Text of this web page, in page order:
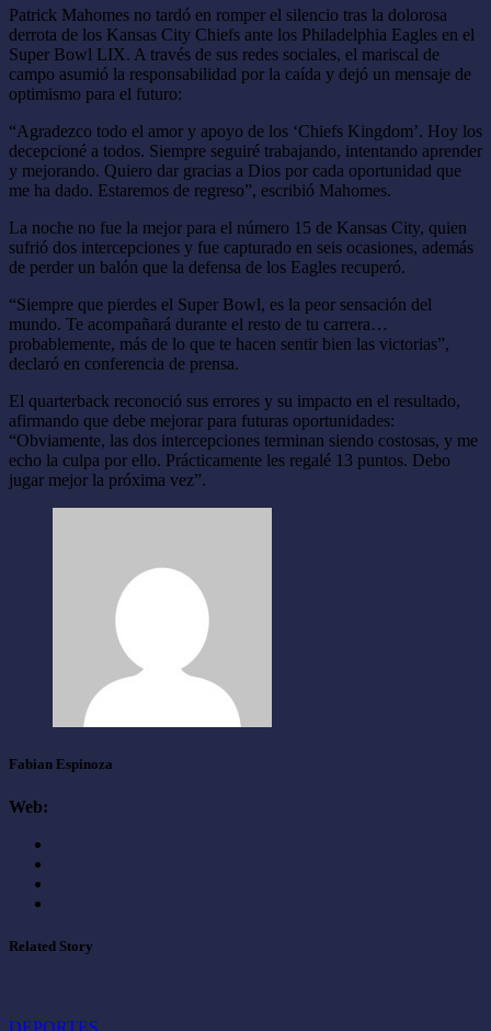
Patrick Mahomes no tardó en romper el silencio tras la dolorosa
derrota de los Kansas City Chiefs ante los Philadelphia Eagles en el
Super Bowl LIX. A través de sus redes sociales, el mariscal de
campo asumió la responsabilidad por la caída y dejó un mensaje de
optimismo para el futuro:
“Agradezco todo el amor y apoyo de los ‘Chiefs Kingdom’. Hoy los
decepcioné a todos. Siempre seguiré trabajando, intentando aprender
y mejorando. Quiero dar gracias a Dios por cada oportunidad que
me ha dado. Estaremos de regreso”, escribió Mahomes.
La noche no fue la mejor para el número 15 de Kansas City, quien
sufrió dos intercepciones y fue capturado en seis ocasiones, además
de perder un balón que la defensa de los Eagles recuperó.
“Siempre que pierdes el Super Bowl, es la peor sensación del
mundo. Te acompañará durante el resto de tu carrera…
probablemente, más de lo que te hacen sentir bien las victorias”,
declaró en conferencia de prensa.
El quarterback reconoció sus errores y su impacto en el resultado,
afirmando que debe mejorar para futuras oportunidades:
“Obviamente, las dos intercepciones terminan siendo costosas, y me
echo la culpa por ello. Prácticamente les regalé 13 puntos. Debo
jugar mejor la próxima vez”.
Fabian Espinoza
Web:
Related Story
DEPORTES